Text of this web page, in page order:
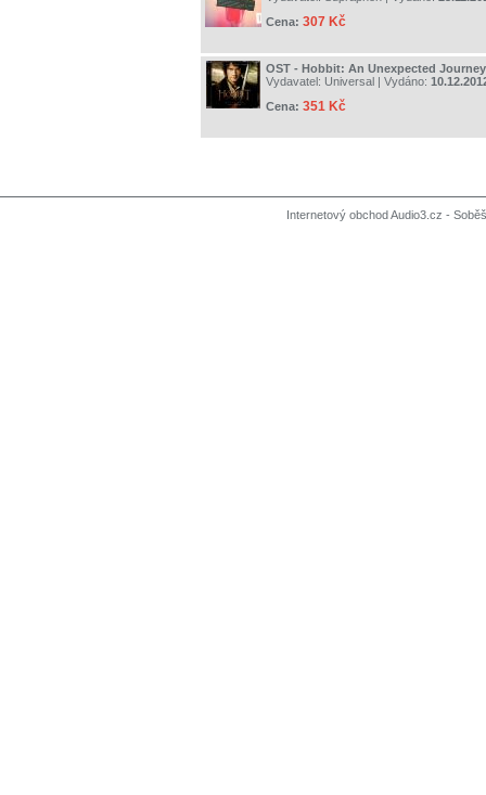
Cena: 307 Kč
OST - Hobbit: An Unexpected Journey
Vydavatel: Universal | Vydáno:
Cena: 351 Kč
Internetový obchod Audio3.cz -